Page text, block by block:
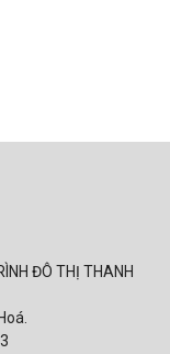
ĐÔ THỊ THANH